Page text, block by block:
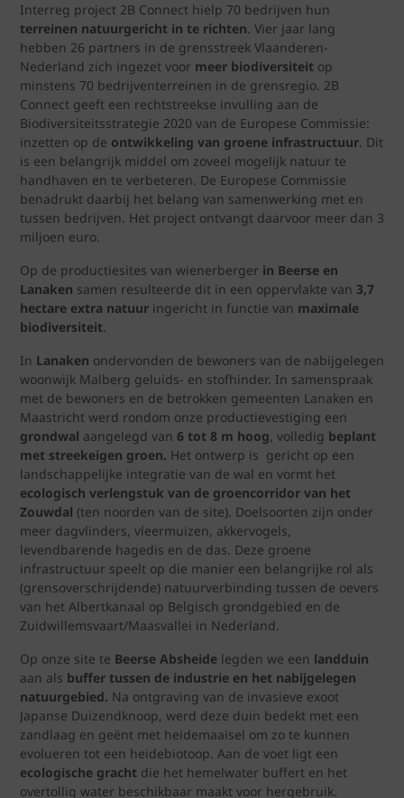
Interreg project 2B Connect hielp 70 bedrijven hun
terreinen natuurgericht in te richten. Vier jaar lang
hebben 26 partners in de grensstreek Vlaanderen-
Nederland zich ingezet voor meer biodiversiteit op
minstens 70 bedrijventerreinen in de grensregio. 2B
Connect geeft een rechtstreekse invulling aan de
Biodiversiteitsstrategie 2020 van de Europese Commissie:
inzetten op de ontwikkeling van groene infrastructuur. Dit
is een belangrijk middel om zoveel mogelijk natuur te
handhaven en te verbeteren. De Europese Commissie
benadrukt daarbij het belang van samenwerking met en
tussen bedrijven. Het project ontvangt daarvoor meer dan 3
miljoen euro.
Op de productiesites van wienerberger in Beerse en
Lanaken samen resulteerde dit in een oppervlakte van 3,7
hectare extra natuur ingericht in functie van maximale
biodiversiteit.
In Lanaken ondervonden de bewoners van de nabijgelegen
woonwijk Malberg geluids- en stofhinder. In samenspraak
met de bewoners en de betrokken gemeenten Lanaken en
Maastricht werd rondom onze productievestiging een
grondwal aangelegd van 6 tot 8 m hoog, volledig beplant
met streekeigen groen. Het ontwerp is gericht op een
landschappelijke integratie van de wal en vormt het
ecologisch verlengstuk van de groencorridor van het
Zouwdal (ten noorden van de site). Doelsoorten zijn onder
meer dagvlinders, vleermuizen, akkervogels,
levendbarende hagedis en de das. Deze groene
infrastructuur speelt op die manier een belangrijke rol als
(grensoverschrijdende) natuurverbinding tussen de oevers
van het Albertkanaal op Belgisch grondgebied en de
Zuidwillemsvaart/Maasvallei in Nederland.
Op onze site te Beerse Absheide legden we een landduin
aan als buffer tussen de industrie en het nabijgelegen
natuurgebied. Na ontgraving van de invasieve exoot
Japanse Duizendknoop, werd deze duin bedekt met een
zandlaag en geënt met heidemaaisel om zo te kunnen
evolueren tot een heidebiotoop. Aan de voet ligt een
ecologische gracht die het hemelwater buffert en het
overtollig water beschikbaar maakt voor hergebruik.